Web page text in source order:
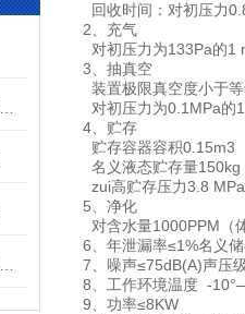
回收时间：对初压力
2、充气
对初压力为133Pa的1
3、抽真空
装置极限真空度小于
对初压力为0.1MPa的
4、贮存
贮存容器容积0.15m3
名义液态贮存量150kg
zui高贮存压力3.8 MPa
5、净化
对含水量1000PPM（
6、年泄漏率≤1%名义
7、噪声≤75dB(A)声压
8、工作环境温度 -
9、功率≤8KW